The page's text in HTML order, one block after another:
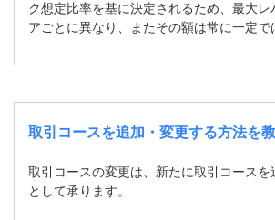
ク想定比率を基に決定されるため、最大
アごとに異なり、またその額は常に一定で
取引コースを追加・変更する方法を
取引コースの変更は、新たに取引コースを
として承ります。